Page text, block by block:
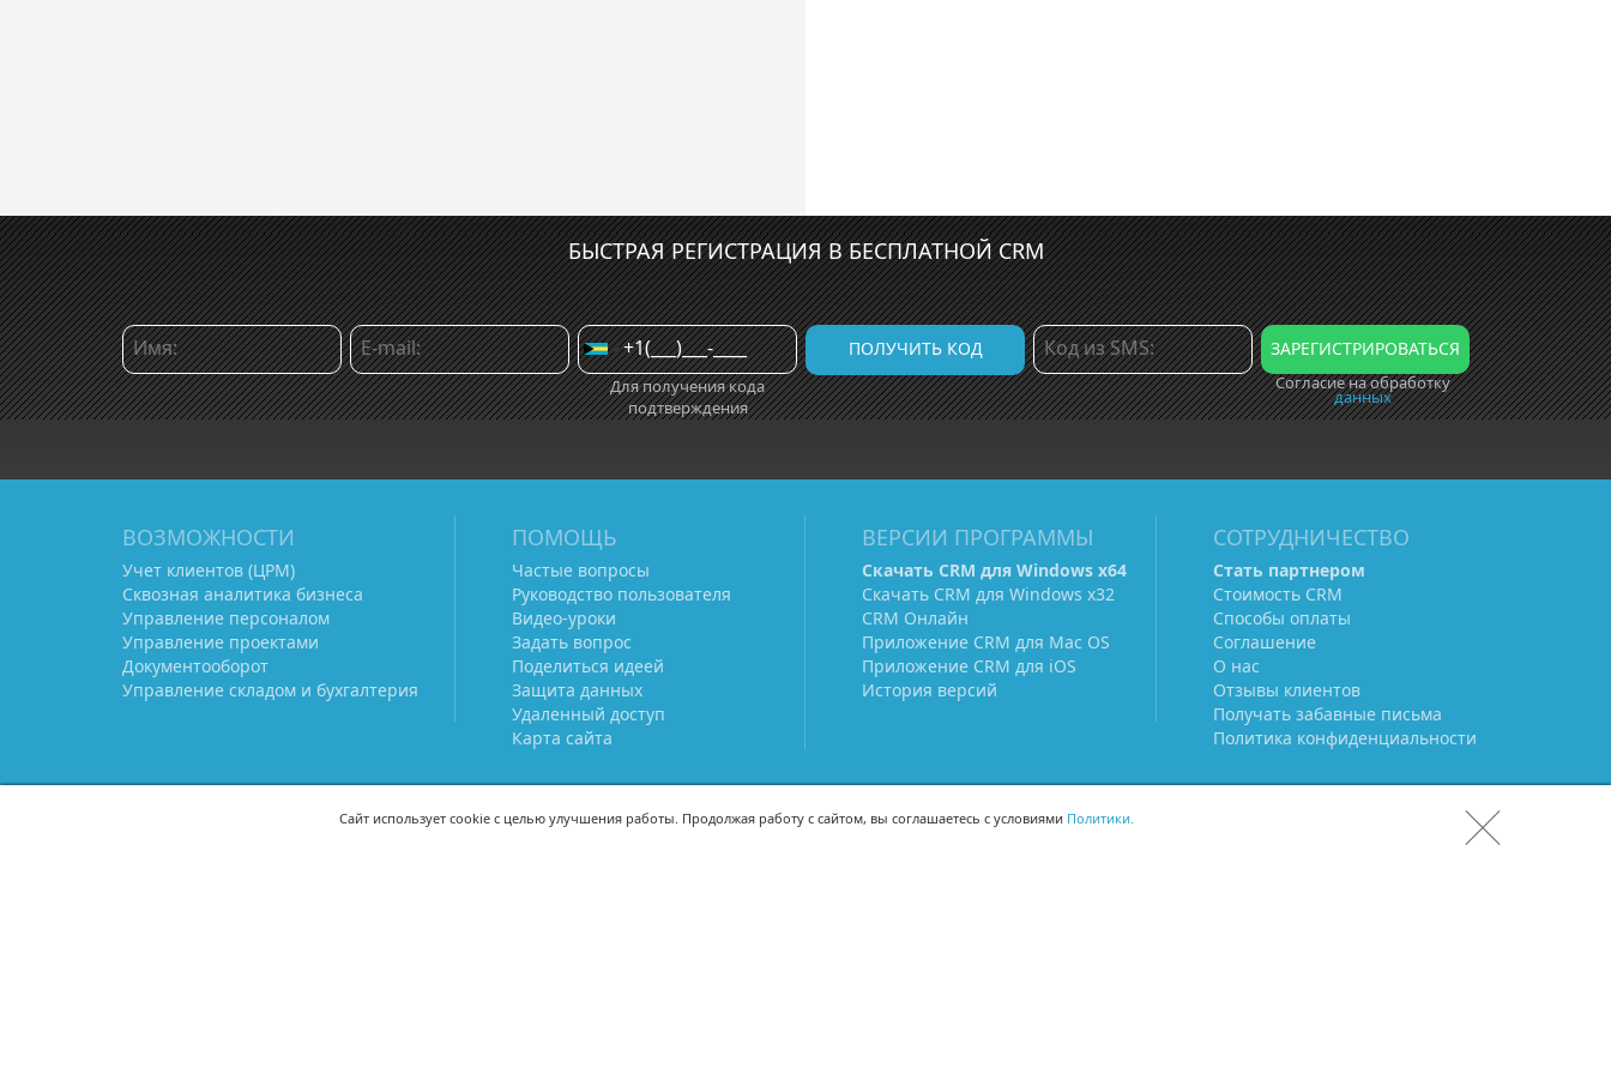
БЫСТРАЯ РЕГИСТРАЦИЯ В БЕСПЛАТНОЙ CRM
Для получения кода
подтверждения
Согласие на обработку
данных
ВОЗМОЖНОСТИ
Учет клиентов (ЦРМ)
Сквозная аналитика бизнеса
Управление персоналом
Управление проектами
Документооборот
Управление складом и бухгалтерия
ПОМОЩЬ
Частые вопросы
Руководство пользователя
Видео-уроки
Задать вопрос
Поделиться идеей
Защита данных
Удаленный доступ
Карта сайта
ВЕРСИИ ПРОГРАММЫ
Скачать CRM для Windows х64
Скачать CRM для Windows х32
CRM Онлайн
Приложение CRM для Mac OS
Приложение CRM для iOS
История версий
СОТРУДНИЧЕСТВО
Стать партнером
Стоимость CRM
Способы оплаты
Соглашение
О нас
Отзывы клиентов
Получать забавные письма
Политика конфиденциальности
Сайт использует cookie с целью улучшения работы. Продолжая работу с сайтом, вы соглашаетесь с условиями Политики.